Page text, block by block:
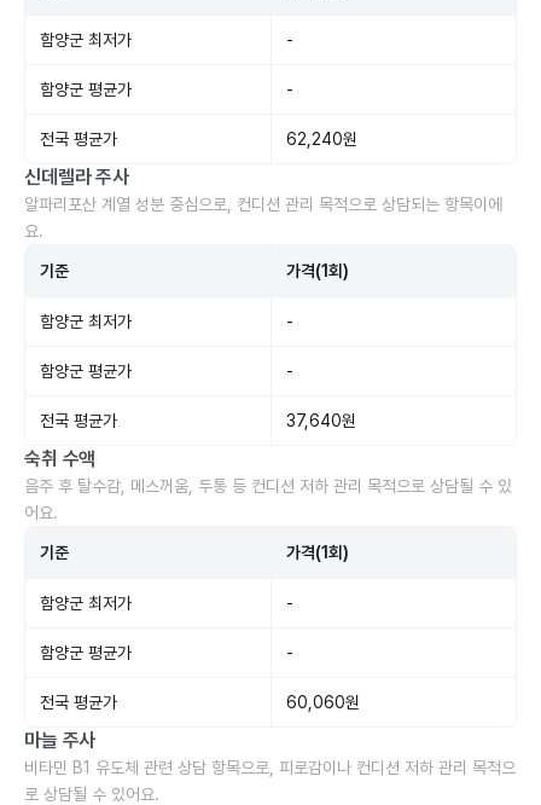
함양군 최저가 -
함양군 평균가 -
전국 평균가 62,240원
신데렐라 주사
알파리포산 계열 성분 중심으로, 컨디션 관리 목적으로 상담되는 항목이에
요.
기준 가격(1회)
함양군 최저가 -
함양군 평균가 -
전국 평균가 37,640원
숙취 수액
음주 후 탈수감, 메스꺼움, 두통 등 컨디션 저하 관리 목적으로 상담될 수 있
어요.
기준 가격(1회)
함양군 최저가 -
함양군 평균가 -
전국 평균가 60,060원
마늘 주사
비타민 B1 유도체 관련 상담 항목으로, 피로감이나 컨디션 저하 관리 목적으
로 상담될 수 있어요.